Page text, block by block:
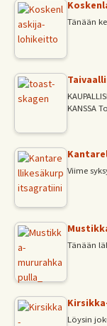
Tänään
KANSSA
Viime
Tänään
Löysin